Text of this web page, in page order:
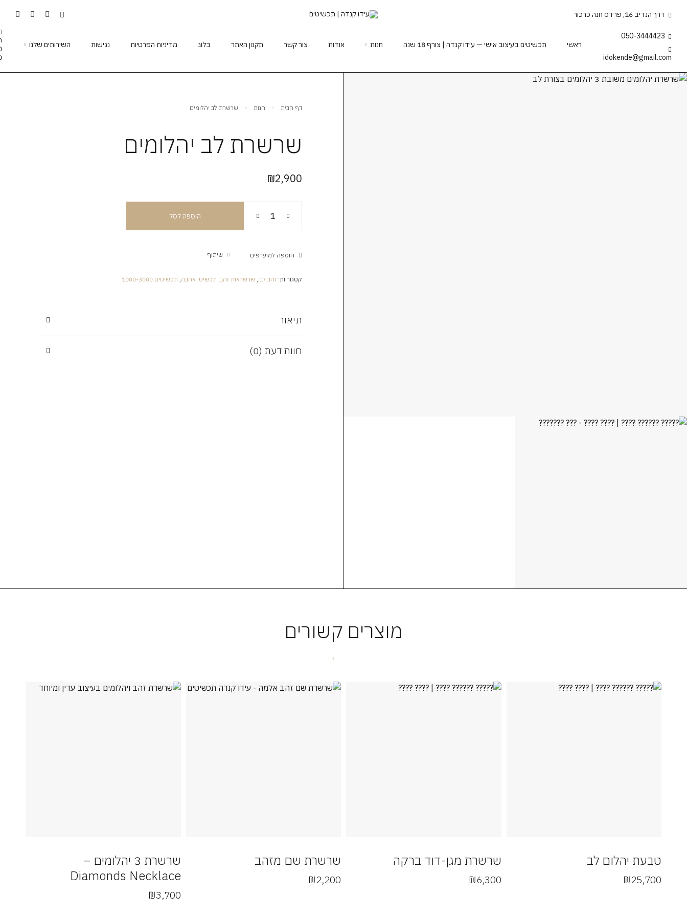
דרך הנדיב 16, פרדס חנה כרכור
050-3444423
idokende@gmail.com
ראשי תכשיטים בעיצוב אישי — עידו קנדה | צורף 18 שנה חנות אודות צור קשר תקנון האתר בלוג מדיניות הפרטיות נגישות השירותים שלנו
דף הבית חנות שרשרת לב יהלומים
שרשרת לב יהלומים
₪2,900
הוספה לסל
הוספה למועדפים שיתוף
קטגוריות: זהב לבן, שרשראות זהב, תכשיטי אהבה, תכשיטים 1000-3000
תיאור
חוות דעת (0)
מוצרים קשורים
טבעת יהלום לב
₪25,700
שרשרת מגן-דוד ברקה
₪6,300
שרשרת שם מזהב
₪2,200
שרשרת 3 יהלומים –
Diamonds Necklace
₪3,700